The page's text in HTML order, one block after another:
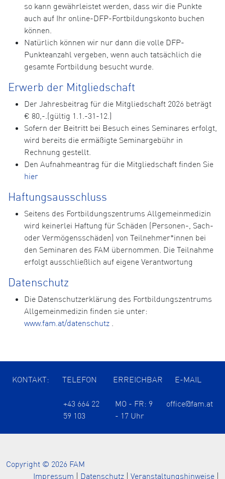
so kann gewährleistet werden, dass wir die Punkte
auch auf Ihr online-DFP-Fortbildungskonto buchen
können.
Natürlich können wir nur dann die volle DFP-
Punkteanzahl vergeben, wenn auch tatsächlich die
gesamte Fortbildung besucht wurde.
Erwerb der Mitgliedschaft
Der Jahresbeitrag für die Mitgliedschaft 2026 beträgt
€ 80,-.(gültig 1.1.-31-12.)
Sofern der Beitritt bei Besuch eines Seminares erfolgt,
wird bereits die ermäßigte Seminargebühr in
Rechnung gestellt.
Den Aufnahmeantrag für die Mitgliedschaft finden Sie
hier
Haftungsausschluss
Seitens des Fortbildungszentrums Allgemeinmedizin
wird keinerlei Haftung für Schäden (Personen-, Sach-
oder Vermögensschäden) von Teilnehmer*innen bei
den Seminaren des FAM übernommen. Die Teilnahme
erfolgt ausschließlich auf eigene Verantwortung
Datenschutz
Die Datenschutzerklärung des Fortbildungszentrums
Allgemeinmedizin finden sie unter:
www.fam.at/datenschutz .
KONTAKT: TELEFON ERREICHBAR E-MAIL
+43 664 22
59 103
MO - FR: 9
- 17 Uhr
office@fam.at
Copyright © 2026 FAM
Impressum
Datenschutz Veranstaltungshinweise